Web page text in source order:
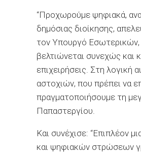
“Προχωρούμε ψηφιακά,
δημόσιας διοίκησης,
τον Υπουργό Εσωτερικών,
βελτιώνεται συνεχώς και
επιχειρήσεις. Στη
αστοχιών, που πρέπει να
πραγματοποιήσουμε τη
Παπαστεργίου.
Και συνέχισε: “Επιπλέον
και ψηφιακών στρώσεων